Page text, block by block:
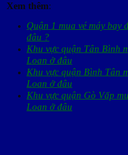
Xem thêm:
Quận 1 mua vé máy
đâu ?
Khu vực quận Tân Bình
Loan ở đâu
Khu vực quận Bình Tân
Loan ở đâu
Khu vực quận Gò Vấp
Loan ở đâu